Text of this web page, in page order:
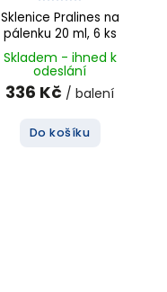
Sklenice Pralines na
pálenku 20 ml, 6 ks
Skladem - ihned k
odeslání
336 Kč / balení
Do košíku